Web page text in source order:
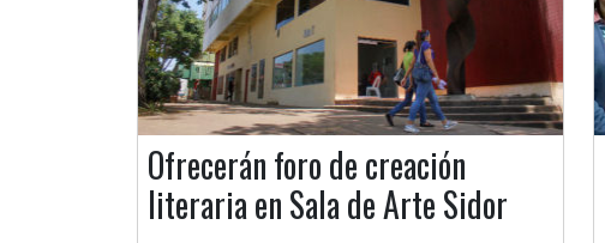
Ofrecerán foro de creación
literaria en Sala de Arte Sidor